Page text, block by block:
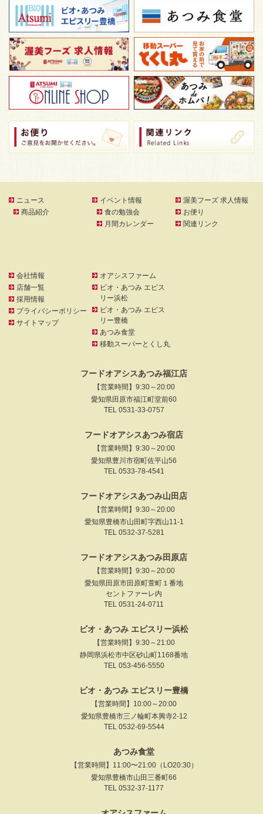
ニュース
商品紹介
イベント情報
食の勉強会
月間カレンダー
渥美フーズ 求人情報
お便り
関連リンク
会社情報
店舗一覧
採用情報
プライバシーポリシー
サイトマップ
オアシスファーム
ビオ・あつみ エピス
リー浜松
ビオ・あつみ エピス
リー豊橋
あつみ食堂
移動スーパーとくし丸
フードオアシスあつみ福江店
【営業時間】9:30～20:00
愛知県田原市福江町堂前60
TEL 0531-33-0757
フードオアシスあつみ宿店
【営業時間】9:30～20:00
愛知県豊川市宿町佐平山56
TEL 0533-78-4541
フードオアシスあつみ山田店
【営業時間】9:30～20:00
愛知県豊橋市山田町字西山11-1
TEL 0532-37-5281
フードオアシスあつみ田原店
【営業時間】9:30～20:00
愛知県田原市田原町萱町１番地
セントファーレ内
TEL 0531-24-0711
ビオ・あつみ エピスリー浜松
【営業時間】9:30～21:00
静岡県浜松市中区砂山町1168番地
TEL 053-456-5550
ビオ・あつみ エピスリー豊橋
【営業時間】10:00～20:00
愛知県豊橋市三ノ輪町本興寺2-12
TEL 0532-69-5544
あつみ食堂
【営業時間】11:00〜21:00（LO20:30）
愛知県豊橋市山田三番町66
TEL 0532-37-1177